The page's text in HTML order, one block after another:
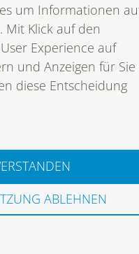
um Informationen
Mit Klick auf den
Experience auf
und Anzeigen für Sie
diese Entscheidung
ABLEHNEN
| Impressum|